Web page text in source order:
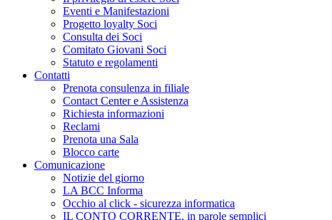
Eventi e Manifestazioni
Progetto loyalty Soci
Consulta dei Soci
Comitato Giovani Soci
Statuto e regolamenti
Contatti
Prenota consulenza in filiale
Contact Center e Assistenza
Richiesta informazioni
Reclami
Prenota una Sala
Blocco carte
Comunicazione
Notizie del giorno
LA BCC Informa
Occhio al click - sicurezza informatica
IL CONTO CORRENTE, in parole semplici